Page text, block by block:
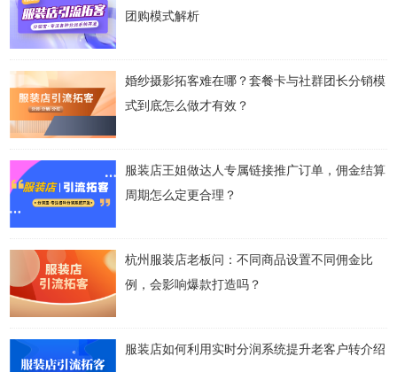
团购模式解析
婚纱摄影拓客难在哪？套餐卡与社群团长分销模
式到底怎么做才有效？
服装店王姐做达人专属链接推广订单，佣金结算
周期怎么定更合理？
杭州服装店老板问：不同商品设置不同佣金比
例，会影响爆款打造吗？
服装店如何利用实时分润系统提升老客户转介绍